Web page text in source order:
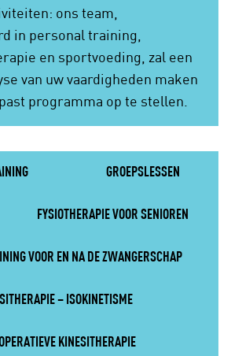
ons team,
in personal training,
en sportvoeding, zal een
van uw vaardigheden maken
programma op te stellen.
GROEPSLESSEN
FYSIOTHERAPIE VOOR SENIOREN
VOOR EN NA DE ZWANGERSCHAP
– ISOKINETISME
KINESITHERAPIE